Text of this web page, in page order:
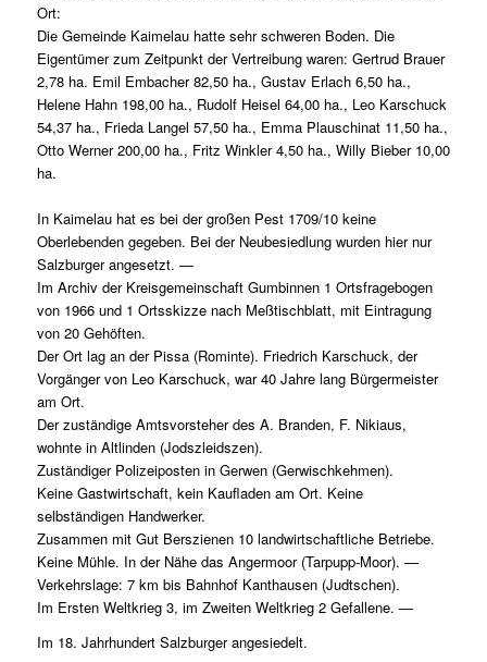
Ort:
Die Gemeinde Kaimelau hatte sehr schweren Boden. Die
Eigentümer zum Zeitpunkt der Vertreibung waren: Gertrud Brauer
2,78 ha. Emil Embacher 82,50 ha., Gustav Erlach 6,50 ha.,
Helene Hahn 198,00 ha., Rudolf Heisel 64,00 ha., Leo Karschuck
54,37 ha., Frieda Langel 57,50 ha., Emma Plauschinat 11,50 ha.,
Otto Werner 200,00 ha., Fritz Winkler 4,50 ha., Willy Bieber 10,00
ha.
In Kaimelau hat es bei der großen Pest 1709/10 keine
Oberlebenden gegeben. Bei der Neubesiedlung wurden hier nur
Salzburger angesetzt. —
Im Archiv der Kreisgemeinschaft Gumbinnen 1 Ortsfragebogen
von 1966 und 1 Ortsskizze nach Meßtischblatt, mit Eintragung
von 20 Gehöften.
Der Ort lag an der Pissa (Rominte). Friedrich Karschuck, der
Vorgänger von Leo Karschuck, war 40 Jahre lang Bürgermeister
am Ort.
Der zuständige Amtsvorsteher des A. Branden, F. Nikiaus,
wohnte in Altlinden (Jodszleidszen).
Zuständiger Polizeiposten in Gerwen (Gerwischkehmen).
Keine Gastwirtschaft, kein Kaufladen am Ort. Keine
selbständigen Handwerker.
Zusammen mit Gut Berszienen 10 landwirtschaftliche Betriebe.
Keine Mühle. In der Nähe das Angermoor (Tarpupp-Moor). —
Verkehrslage: 7 km bis Bahnhof Kanthausen (Judtschen).
Im Ersten Weltkrieg 3, im Zweiten Weltkrieg 2 Gefallene. —
Im 18. Jahrhundert Salzburger angesiedelt.